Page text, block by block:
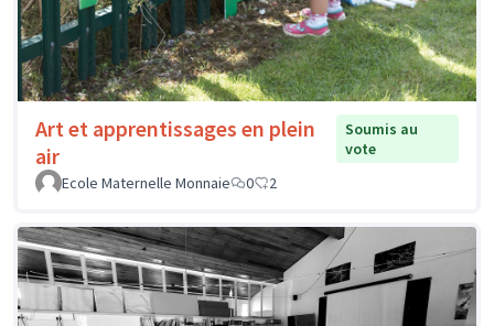
Art et apprentissages en plein
air
Soumis au
vote
Ecole Maternelle Monnaie
0 2